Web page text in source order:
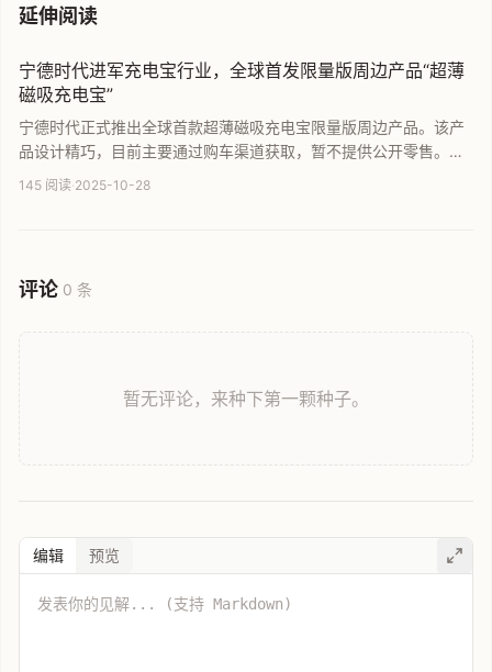
延伸阅读
宁德时代进军充电宝行业，全球首发限量版周边产品“超薄
磁吸充电宝”
宁德时代正式推出全球首款超薄磁吸充电宝限量版周边产品。该产
品设计精巧，目前主要通过购车渠道获取，暂不提供公开零售。作
为动力电池巨头，宁德时代此番跨界移动电源领域引发关注，产品
145 阅读·2025-10-28
评论 0 条
暂无评论，来种下第一颗种子。
编辑 预览